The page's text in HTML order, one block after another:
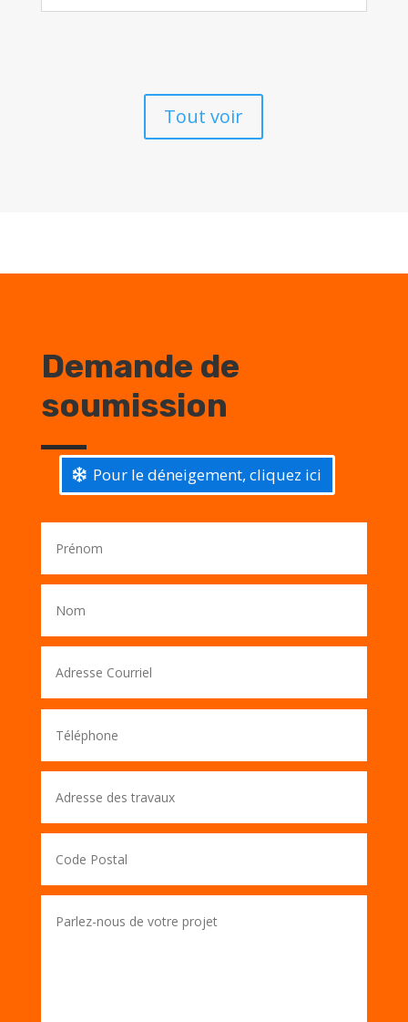
Tout voir
Demande de
soumission
Pour le déneigement, cliquez ici